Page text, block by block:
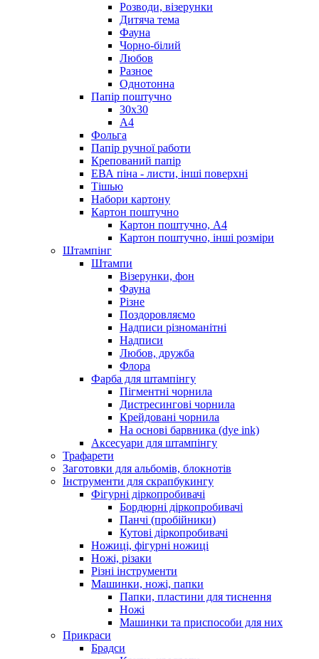
Розводи, візерунки
Дитяча тема
Фауна
Чорно-білий
Любов
Разное
Однотонна
Папір поштучно
30х30
А4
Фольга
Папір ручної работи
Крепований папір
ЕВА піна - листи, інші поверхні
Тішью
Набори картону
Картон поштучно
Картон поштучно, А4
Картон поштучно, інші розміри
Штампінг
Штампи
Візерунки, фон
Фауна
Різне
Поздоровляємо
Надписи різноманітні
Надписи
Любов, дружба
Флора
Фарба для штампінгу
Пігментні чорнила
Дистресингові чорнила
Крейдовані чорнила
На основі барвника (dye ink)
Аксесуари для штампінгу
Трафарети
Заготовки для альбомів, блокнотів
Інструменти для скрапбукингу
Фігурні діркопробивачі
Бордюрні діркопробивачі
Панчі (пробійники)
Кутові діркопробивачі
Ножиці, фігурні ножиці
Ножі, різаки
Різні інструменти
Машинки, ножі, папки
Папки, пластини для тиснення
Ножі
Машинки та приспособи для них
Прикраси
Брадси